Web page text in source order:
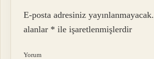
E-posta adresiniz yayınlanmayacak.
alanlar * ile işaretlenmişlerdir
Yorum